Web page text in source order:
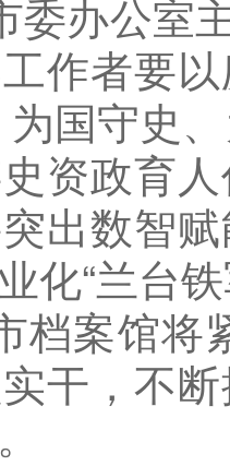
委办公室
作者要
国守史
资政育
出数智
化“兰台
档案馆将
干，不